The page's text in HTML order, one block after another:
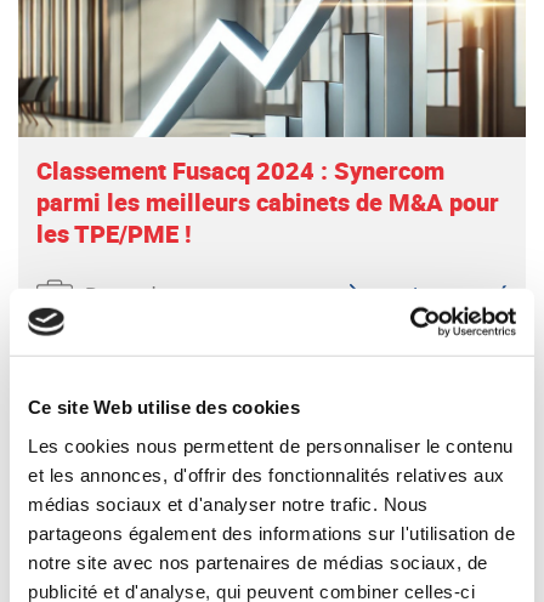
Ce site Web utilise des cookies
Les cookies nous permettent de personnaliser le contenu
et les annonces, d'offrir des fonctionnalités relatives aux
médias sociaux et d'analyser notre trafic. Nous
partageons également des informations sur l'utilisation de
notre site avec nos partenaires de médias sociaux, de
publicité et d'analyse, qui peuvent combiner celles-ci
Classement Fusacq 2024 : Synercom
parmi les meilleurs cabinets de M&A pour
les TPE/PME !
Revue de presse LIRE L'ACTUALITÉ
Interview de Bernard TOULOUSE -